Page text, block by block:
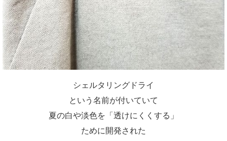
シェルタリングドライ
という名前が付いていて
夏の白や淡色を「透けにくくする」
ために開発された